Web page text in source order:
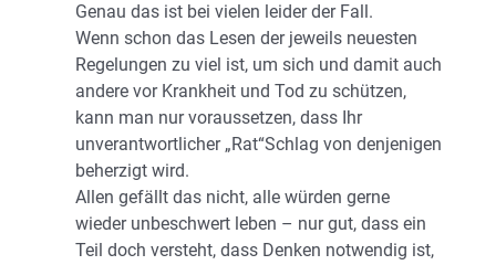
Genau das ist bei vielen leider der Fall.
Wenn schon das Lesen der jeweils neuesten
Regelungen zu viel ist, um sich und damit auch
andere vor Krankheit und Tod zu schützen,
kann man nur voraussetzen, dass Ihr
unverantwortlicher „Rat“Schlag von denjenigen
beherzigt wird.
Allen gefällt das nicht, alle würden gerne
wieder unbeschwert leben – nur gut, dass ein
Teil doch versteht, dass Denken notwendig ist,